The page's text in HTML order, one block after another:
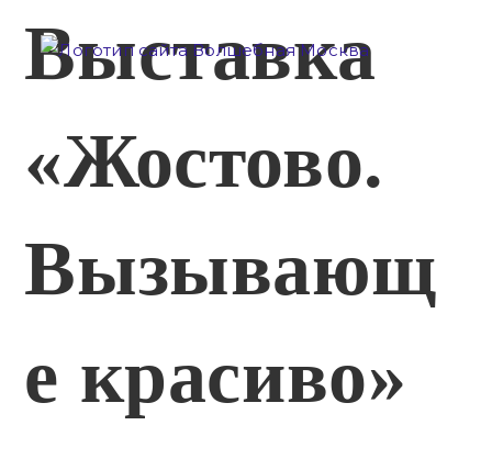
содержимому
Выставка
«Жостово.
Вызывающ
е красиво»